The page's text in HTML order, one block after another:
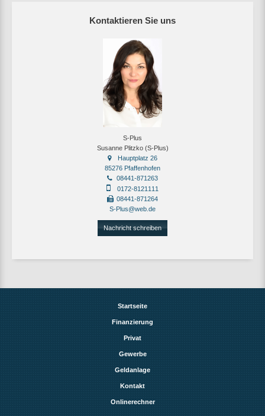
Kontaktieren Sie uns
S-Plus
Susanne Plitzko (S-Plus)
Hauptplatz 26
85276 Pfaffenhofen
08441-871263
0172-8121111
08441-871264
S-Plus@web.de
Nachricht schreiben
Startseite
Finanzierung
Privat
Gewerbe
Geldanlage
Kontakt
Onlinerechner